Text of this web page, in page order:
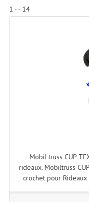
1 - - 14
Mobil truss CUP
rideaux. Mobiltruss
crochet pour